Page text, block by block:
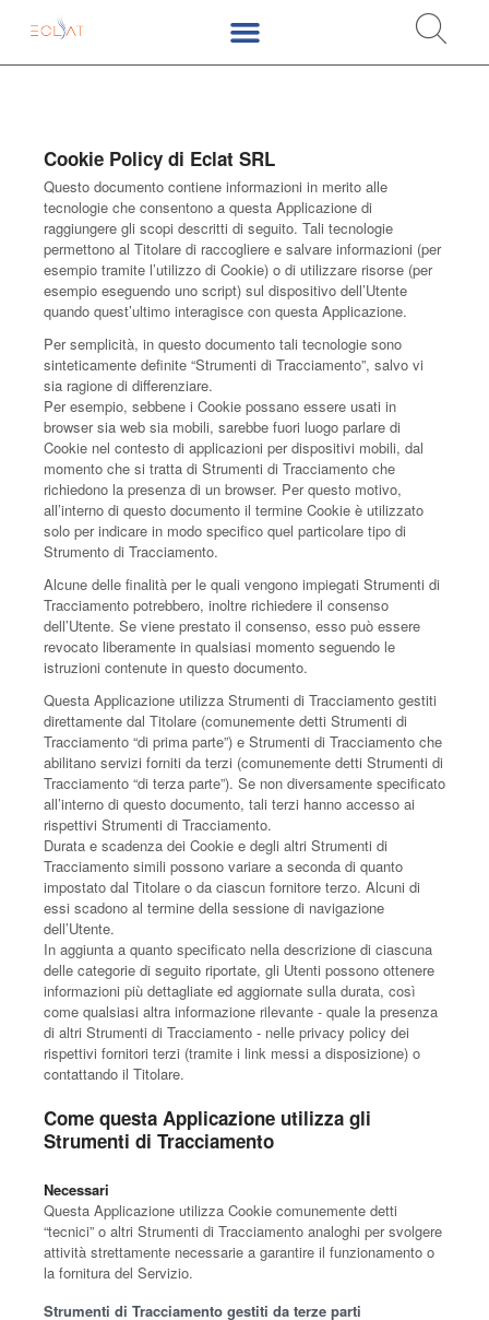
Cookie Policy di Eclat SRL
Questo documento contiene informazioni in merito alle
tecnologie che consentono a questa Applicazione di
raggiungere gli scopi descritti di seguito. Tali tecnologie
permettono al Titolare di raccogliere e salvare informazioni (per
esempio tramite l’utilizzo di Cookie) o di utilizzare risorse (per
esempio eseguendo uno script) sul dispositivo dell’Utente
quando quest’ultimo interagisce con questa Applicazione.
Per semplicità, in questo documento tali tecnologie sono
sinteticamente definite “Strumenti di Tracciamento”, salvo vi
sia ragione di differenziare.
Per esempio, sebbene i Cookie possano essere usati in
browser sia web sia mobili, sarebbe fuori luogo parlare di
Cookie nel contesto di applicazioni per dispositivi mobili, dal
momento che si tratta di Strumenti di Tracciamento che
richiedono la presenza di un browser. Per questo motivo,
all’interno di questo documento il termine Cookie è utilizzato
solo per indicare in modo specifico quel particolare tipo di
Strumento di Tracciamento.
Alcune delle finalità per le quali vengono impiegati Strumenti di
Tracciamento potrebbero, inoltre richiedere il consenso
dell’Utente. Se viene prestato il consenso, esso può essere
revocato liberamente in qualsiasi momento seguendo le
istruzioni contenute in questo documento.
Questa Applicazione utilizza Strumenti di Tracciamento gestiti
direttamente dal Titolare (comunemente detti Strumenti di
Tracciamento “di prima parte”) e Strumenti di Tracciamento che
abilitano servizi forniti da terzi (comunemente detti Strumenti di
Tracciamento “di terza parte”). Se non diversamente specificato
all’interno di questo documento, tali terzi hanno accesso ai
rispettivi Strumenti di Tracciamento.
Durata e scadenza dei Cookie e degli altri Strumenti di
Tracciamento simili possono variare a seconda di quanto
impostato dal Titolare o da ciascun fornitore terzo. Alcuni di
essi scadono al termine della sessione di navigazione
dell’Utente.
In aggiunta a quanto specificato nella descrizione di ciascuna
delle categorie di seguito riportate, gli Utenti possono ottenere
informazioni più dettagliate ed aggiornate sulla durata, così
come qualsiasi altra informazione rilevante - quale la presenza
di altri Strumenti di Tracciamento - nelle privacy policy dei
rispettivi fornitori terzi (tramite i link messi a disposizione) o
contattando il Titolare.
Come questa Applicazione utilizza gli
Strumenti di Tracciamento
Necessari
Questa Applicazione utilizza Cookie comunemente detti
“tecnici” o altri Strumenti di Tracciamento analoghi per svolgere
attività strettamente necessarie a garantire il funzionamento o
la fornitura del Servizio.
Strumenti di Tracciamento gestiti da terze parti